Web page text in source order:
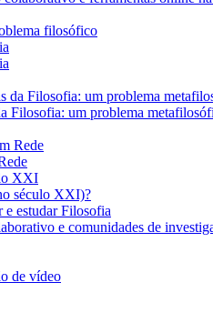
filosófico
da Filosofia: um problema
Filosofia: um problema
Rede
XXI
século XXI)?
e estudar Filosofia
e comunidades de
de vídeo